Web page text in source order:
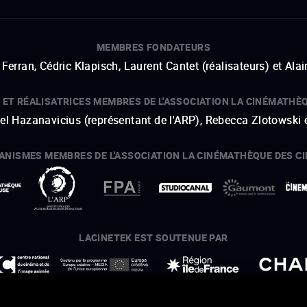
MEMBRES FONDATEURS
Cédric Klapisch, Laurent Cantet (réalisateurs) et
RÉALISATRICES MEMBRES DE L'ASSOCIATION LA
Hazanavicius (représentant de l'ARP), Rebecca
MEMBRES DE L'ASSOCIATION LA CINÉMATHÈQUE DES
LACINETEK EST SOUTENUE PAR